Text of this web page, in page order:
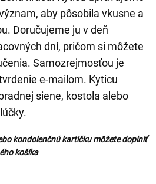
aby pôsobila vkusne a
Doručujeme ju v deň
dní, pričom si môžete
Samozrejmosťou je
e-mailom. Kyticu
siene, kostola alebo
kondolenčnú kartičku môžete doplniť
košíka